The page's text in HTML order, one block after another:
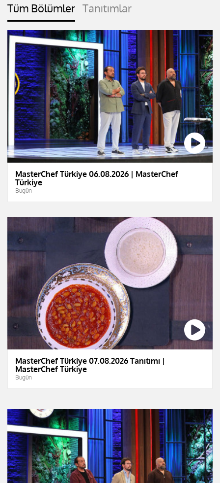
Tüm Bölümler Tanıtımlar
MasterChef Türkiye 06.08.2026 | MasterChef
Türkiye
Bugün
MasterChef Türkiye 07.08.2026 Tanıtımı |
MasterChef Türkiye
Bugün